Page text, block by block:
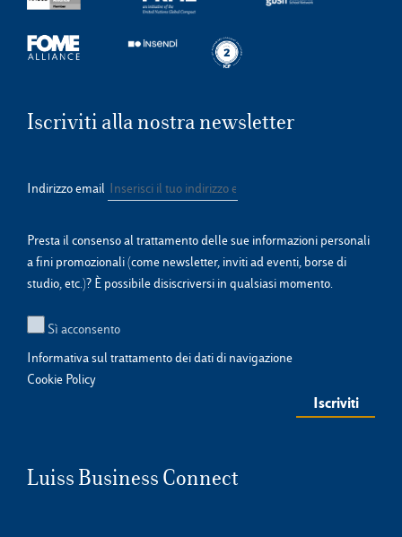
Iscriviti alla nostra newsletter
Indirizzo email
Presta il consenso al trattamento delle sue informazioni personali
a fini promozionali (come newsletter, inviti ad eventi, borse di
studio, etc.)? È possibile disiscriversi in qualsiasi momento.
Sì acconsento
Informativa sul trattamento dei dati di navigazione
Cookie Policy
Luiss Business Connect